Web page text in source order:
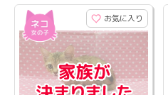
お気に入り